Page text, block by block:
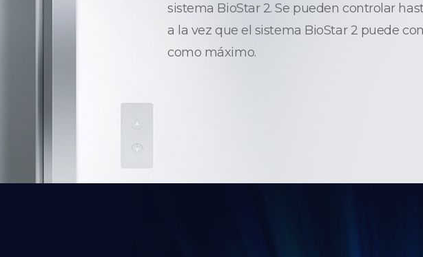
sistema BioStar 2. Se pueden controlar
a la vez que el sistema BioStar 2 puede
como máximo.